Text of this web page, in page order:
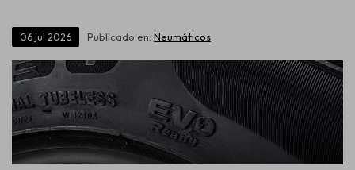
06 jul 2026 Publicado en: Neumáticos
Lubricantes
Aditivos
Aerosoles